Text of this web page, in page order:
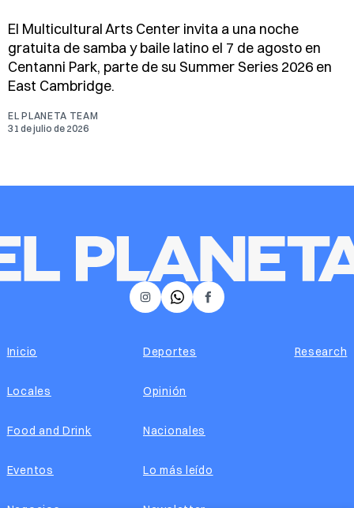
El Multicultural Arts Center invita a una noche
gratuita de samba y baile latino el 7 de agosto en
Centanni Park, parte de su Summer Series 2026 en
East Cambridge.
EL PLANETA TEAM
31 de julio de 2026
𝕏 Facebook
Instagram
Inicio
Locales
Food and Drink
Eventos
Deportes
Opinión
Nacionales
Lo más leído
Research